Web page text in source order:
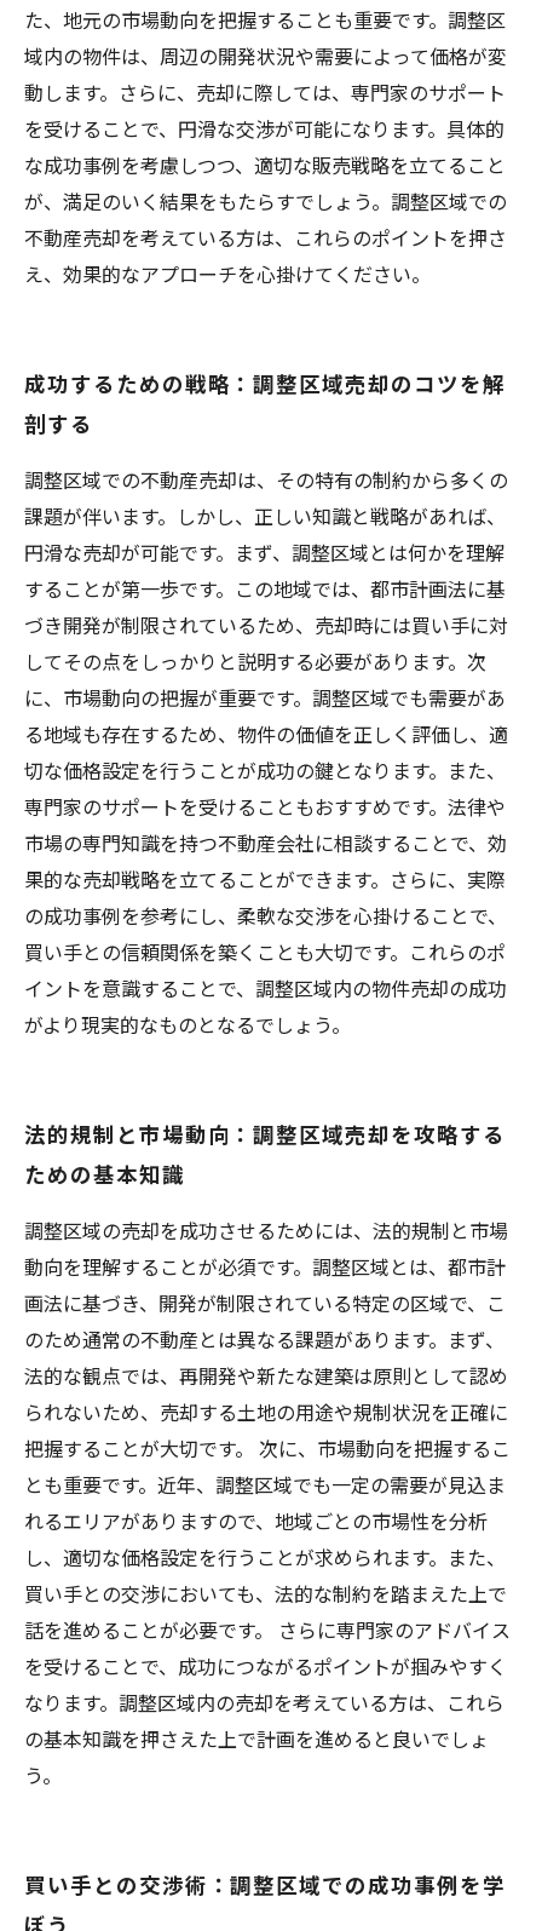
た、地元の市場動向を把握することも重要です。調整区
域内の物件は、周辺の開発状況や需要によって価格が変
動します。さらに、売却に際しては、専門家のサポート
を受けることで、円滑な交渉が可能になります。具体的
な成功事例を考慮しつつ、適切な販売戦略を立てること
が、満足のいく結果をもたらすでしょう。調整区域での
不動産売却を考えている方は、これらのポイントを押さ
え、効果的なアプローチを心掛けてください。
成功するための戦略：調整区域売却のコツを解
剖する
調整区域での不動産売却は、その特有の制約から多くの
課題が伴います。しかし、正しい知識と戦略があれば、
円滑な売却が可能です。まず、調整区域とは何かを理解
することが第一歩です。この地域では、都市計画法に基
づき開発が制限されているため、売却時には買い手に対
してその点をしっかりと説明する必要があります。次
に、市場動向の把握が重要です。調整区域でも需要があ
る地域も存在するため、物件の価値を正しく評価し、適
切な価格設定を行うことが成功の鍵となります。また、
専門家のサポートを受けることもおすすめです。法律や
市場の専門知識を持つ不動産会社に相談することで、効
果的な売却戦略を立てることができます。さらに、実際
の成功事例を参考にし、柔軟な交渉を心掛けることで、
買い手との信頼関係を築くことも大切です。これらのポ
イントを意識することで、調整区域内の物件売却の成功
がより現実的なものとなるでしょう。
法的規制と市場動向：調整区域売却を攻略する
ための基本知識
調整区域の売却を成功させるためには、法的規制と市場
動向を理解することが必須です。調整区域とは、都市計
画法に基づき、開発が制限されている特定の区域で、こ
のため通常の不動産とは異なる課題があります。まず、
法的な観点では、再開発や新たな建築は原則として認め
られないため、売却する土地の用途や規制状況を正確に
把握することが大切です。 次に、市場動向を把握するこ
とも重要です。近年、調整区域でも一定の需要が見込ま
れるエリアがありますので、地域ごとの市場性を分析
し、適切な価格設定を行うことが求められます。また、
買い手との交渉においても、法的な制約を踏まえた上で
話を進めることが必要です。 さらに専門家のアドバイス
を受けることで、成功につながるポイントが掴みやすく
なります。調整区域内の売却を考えている方は、これら
の基本知識を押さえた上で計画を進めると良いでしょ
う。
買い手との交渉術：調整区域での成功事例を学
ぼう